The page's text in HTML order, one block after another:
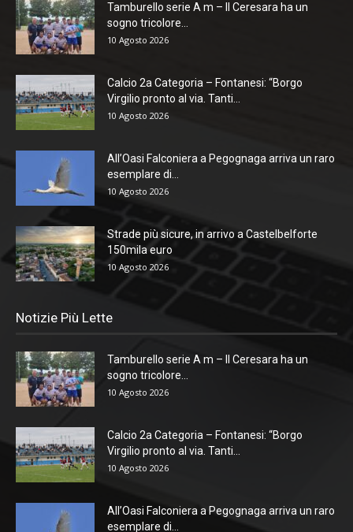
Tamburello serie A m – Il Ceresara ha un
sogno tricolore...
10 Agosto 2026
Calcio 2a Categoria – Fontanesi: “Borgo
Virgilio pronto al via. Tanti...
10 Agosto 2026
All’Oasi Falconiera a Pegognaga arriva un raro
esemplare di...
10 Agosto 2026
Strade più sicure, in arrivo a Castelbelforte
150mila euro
10 Agosto 2026
Notizie Più Lette
Tamburello serie A m – Il Ceresara ha un
sogno tricolore...
10 Agosto 2026
Calcio 2a Categoria – Fontanesi: “Borgo
Virgilio pronto al via. Tanti...
10 Agosto 2026
All’Oasi Falconiera a Pegognaga arriva un raro
esemplare di...